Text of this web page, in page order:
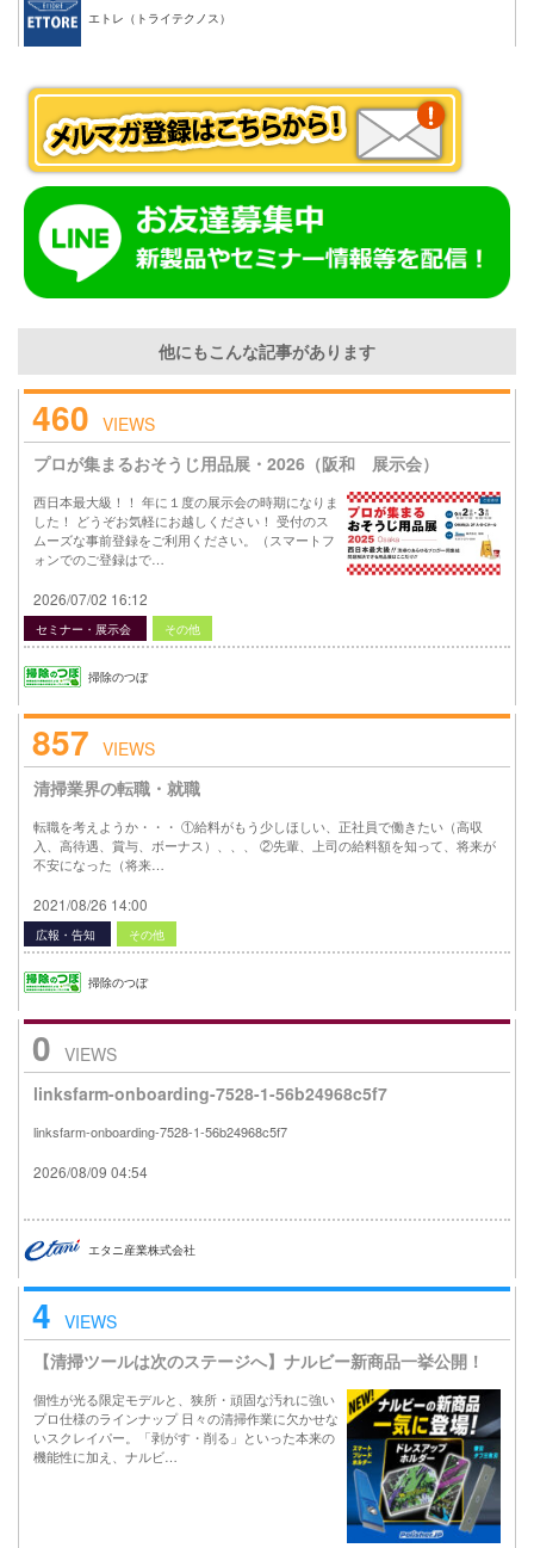
エトレ（トライテクノス）
他にもこんな記事があります
460 VIEWS
プロが集まるおそうじ用品展・2026（阪和 展示会）
西日本最大級！！ 年に１度の展示会の時期になりま
した！ どうぞお気軽にお越しください！ 受付のス
ムーズな事前登録をご利用ください。（スマートフ
ォンでのご登録はで…
2026/07/02 16:12
セミナー・展示会 その他
掃除のつぼ
857 VIEWS
清掃業界の転職・就職
転職を考えようか・・・ ①給料がもう少しほしい、正社員で働きたい（高収
入、高待遇、賞与、ボーナス）、、、 ②先輩、上司の給料額を知って、将来が
不安になった（将来…
2021/08/26 14:00
広報・告知 その他
掃除のつぼ
0 VIEWS
linksfarm-onboarding-7528-1-56b24968c5f7
linksfarm-onboarding-7528-1-56b24968c5f7
2026/08/09 04:54
エタニ産業株式会社
4 VIEWS
【清掃ツールは次のステージへ】ナルビー新商品一挙公開！
個性が光る限定モデルと、狭所・頑固な汚れに強い
プロ仕様のラインナップ 日々の清掃作業に欠かせな
いスクレイパー。「剥がす・削る」といった本来の
機能性に加え、ナルビ…